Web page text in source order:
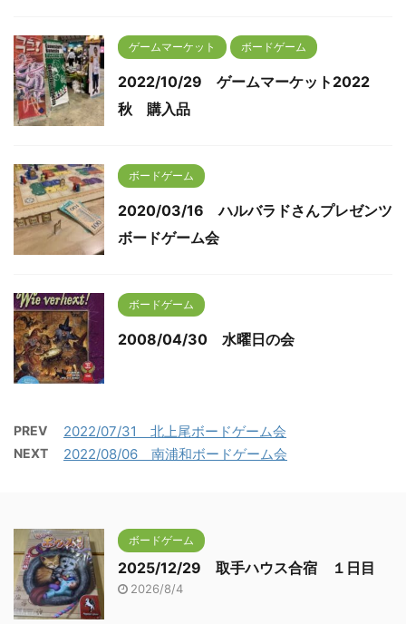
ゲームマーケット ボードゲーム
2022/10/29 ゲームマーケット2022
秋 購入品
ボードゲーム
2020/03/16 ハルバラドさんプレゼンツ
ボードゲーム会
ボードゲーム
2008/04/30 水曜日の会
PREV 2022/07/31 北上尾ボードゲーム会
NEXT 2022/08/06 南浦和ボードゲーム会
ボードゲーム
2025/12/29 取手ハウス合宿 １日目
2026/8/4